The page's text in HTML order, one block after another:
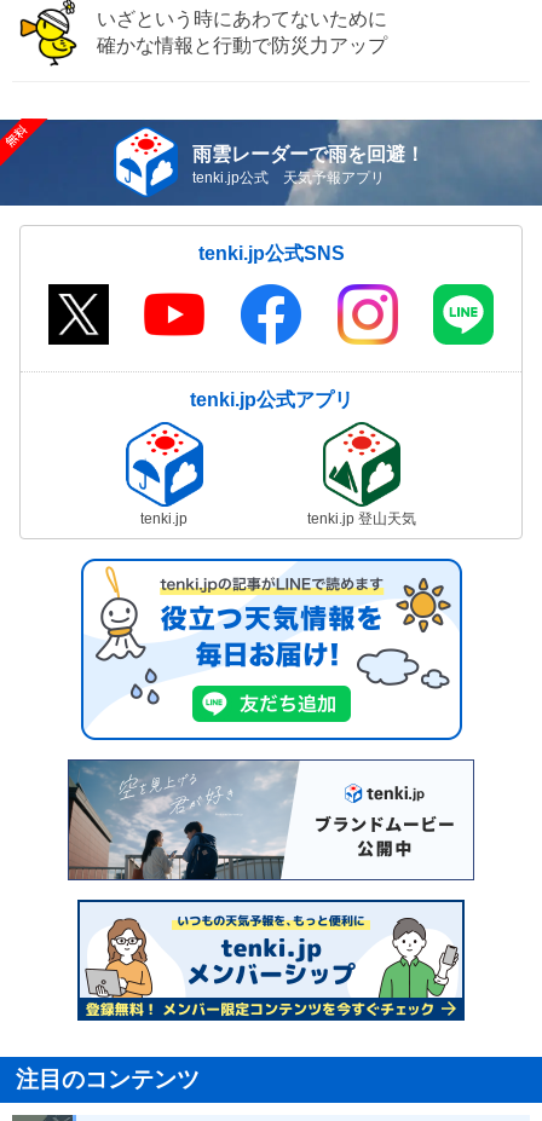
いざという時にあわてないために
確かな情報と行動で防災力アップ
雨雲レーダーで雨を回避！
tenki.jp公式 天気予報アプリ
tenki.jp公式SNS
tenki.jp公式アプリ
tenki.jp tenki.jp 登山天気
注目のコンテンツ